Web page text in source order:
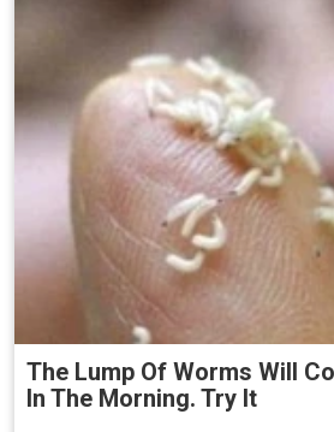
The Lump Of Worms Will
In The Morning. Try It